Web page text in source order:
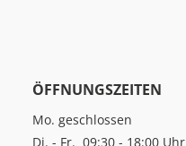
ÖFFNUNGSZEITEN
Mo. geschlossen
Di. - Fr. 09:30 - 18:00 Uhr